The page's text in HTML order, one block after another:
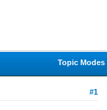
Topic Modes
#1